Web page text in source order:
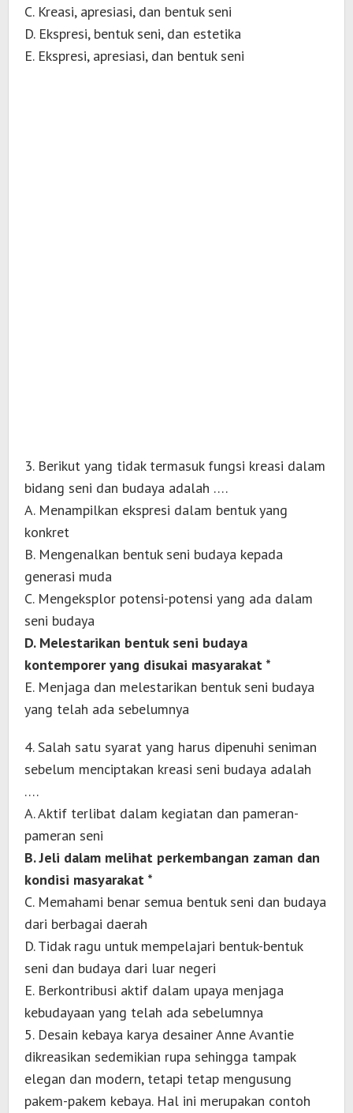
C. Kreasi, apresiasi, dan bentuk seni
D. Ekspresi, bentuk seni, dan estetika
E. Ekspresi, apresiasi, dan bentuk seni
3. Berikut yang tidak termasuk fungsi kreasi dalam
bidang seni dan budaya adalah ….
A. Menampilkan ekspresi dalam bentuk yang
konkret
B. Mengenalkan bentuk seni budaya kepada
generasi muda
C. Mengeksplor potensi-potensi yang ada dalam
seni budaya
D. Melestarikan bentuk seni budaya
kontemporer yang disukai masyarakat *
E. Menjaga dan melestarikan bentuk seni budaya
yang telah ada sebelumnya
4. Salah satu syarat yang harus dipenuhi seniman
sebelum menciptakan kreasi seni budaya adalah
….
A. Aktif terlibat dalam kegiatan dan pameran-
pameran seni
B. Jeli dalam melihat perkembangan zaman dan
kondisi masyarakat *
C. Memahami benar semua bentuk seni dan budaya
dari berbagai daerah
D. Tidak ragu untuk mempelajari bentuk-bentuk
seni dan budaya dari luar negeri
E. Berkontribusi aktif dalam upaya menjaga
kebudayaan yang telah ada sebelumnya
5. Desain kebaya karya desainer Anne Avantie
dikreasikan sedemikian rupa sehingga tampak
elegan dan modern, tetapi tetap mengusung
pakem-pakem kebaya. Hal ini merupakan contoh